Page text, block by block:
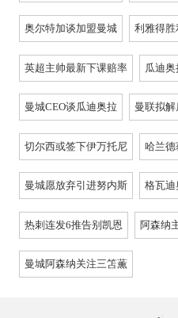
奥尔特加谈加盟曼城 利雅得
英超主帅最新下课赔率 瓜迪
曼城CEO谈瓜迪奥拉 曼联拟
切尔西或签下伊万托尼 哈兰德
曼城愿放弃引进努内斯 格瓦
热刺连发6推告别凯恩 阿森纳
曼城阿森纳关注三笘薫